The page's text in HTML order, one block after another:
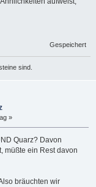
Gespeichert
sind.
»
Quarz? Davon
müßte ein Rest davon
bräuchten wir